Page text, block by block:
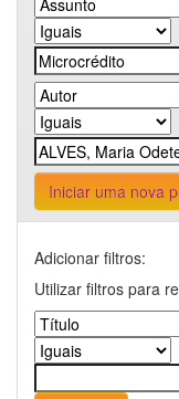
Iniciar uma nova
Adicionar filtros:
Utilizar filtros para